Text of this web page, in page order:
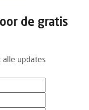
de gratis
alle updates